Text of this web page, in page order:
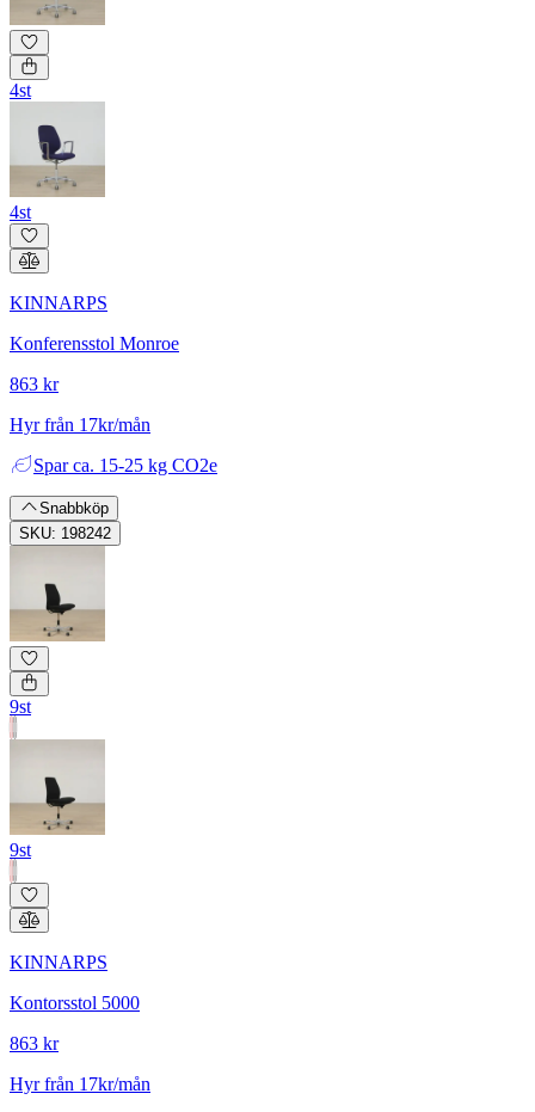
4st
4st
KINNARPS
Konferensstol Monroe
863 kr
Hyr från 17kr/mån
Spar ca. 15-25 kg CO2e
Snabbköp
SKU: 198242
9st
9st
KINNARPS
Kontorsstol 5000
863 kr
Hyr från 17kr/mån